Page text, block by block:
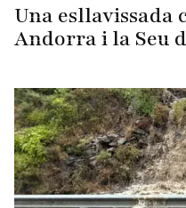
Una esllavissada
Andorra i la Seu